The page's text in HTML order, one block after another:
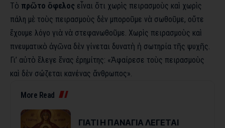
Τὸ πρῶτο ὄφελος εἶναι ὅτι χωρὶς πειρασμοὺς καὶ χωρὶς
πάλη μὲ τοὺς πειρασμοὺς δὲν μποροῦμε νὰ σωθοῦμε, οὔτε
ἔχουμε λόγο γιὰ νὰ στεφανωθοῦμε. Χωρὶς πειρασμοὺς καὶ
πνευματικὸ ἀγῶνα δὲν γίνεται δυνατὴ ἡ σωτηρία τῆς ψυχῆς.
Γι’ αὐτὸ ἔλεγε ἕνας ἐρημίτης: «Ἀφαίρεσε τοὺς πειρασμοὺς
καὶ δὲν σώζεται κανένας ἄνθρωπος».
More Read
ΓΙΑΤΙ Η ΠΑΝΑΓΙΑ ΛΕΓΕΤΑΙ